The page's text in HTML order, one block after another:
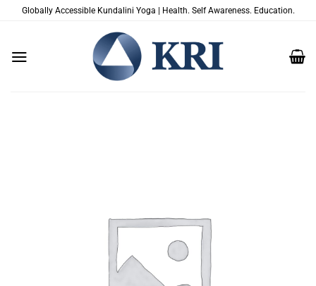
SaltaGlobally Accessible Kundalini Yoga | Health. Self Awareness. Education.